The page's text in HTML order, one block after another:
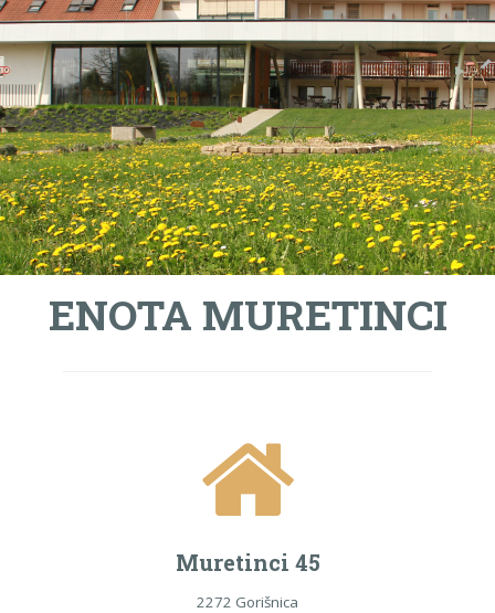
ENOTA MURETINCI
Muretinci 45
2272 Gorišnica